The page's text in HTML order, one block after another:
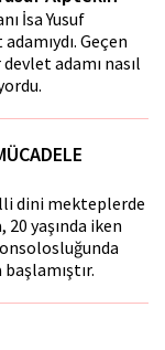
İsa Yusuf
Geçen
adamı nasıl
dini mekteplerde
yaşında iken